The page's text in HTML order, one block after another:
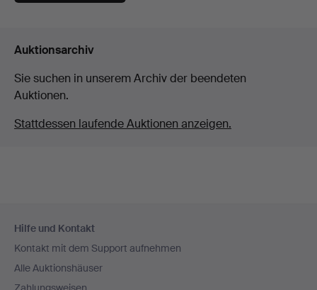
Auktionsarchiv
Sie suchen in unserem Archiv der beendeten
Auktionen.
Stattdessen laufende Auktionen anzeigen.
Navigation
Hilfe und Kontakt
Kontakt mit dem Support aufnehmen
Alle Auktionshäuser